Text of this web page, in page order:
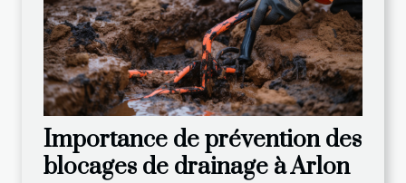
Importance de prévention des
blocages de drainage à Arlon